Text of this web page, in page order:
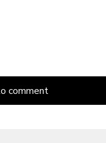
comment